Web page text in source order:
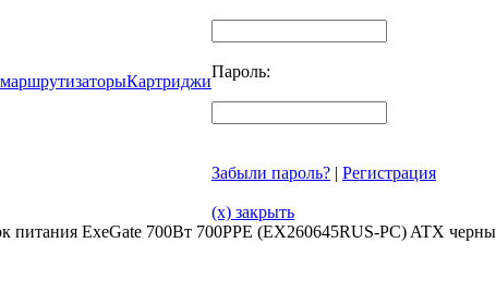
Картриджи
Пароль:
Забыли пароль? | Регистрация
(x) закрыть
питания ExeGate 700Вт 700PPE (EX260645RUS-PC) ATX